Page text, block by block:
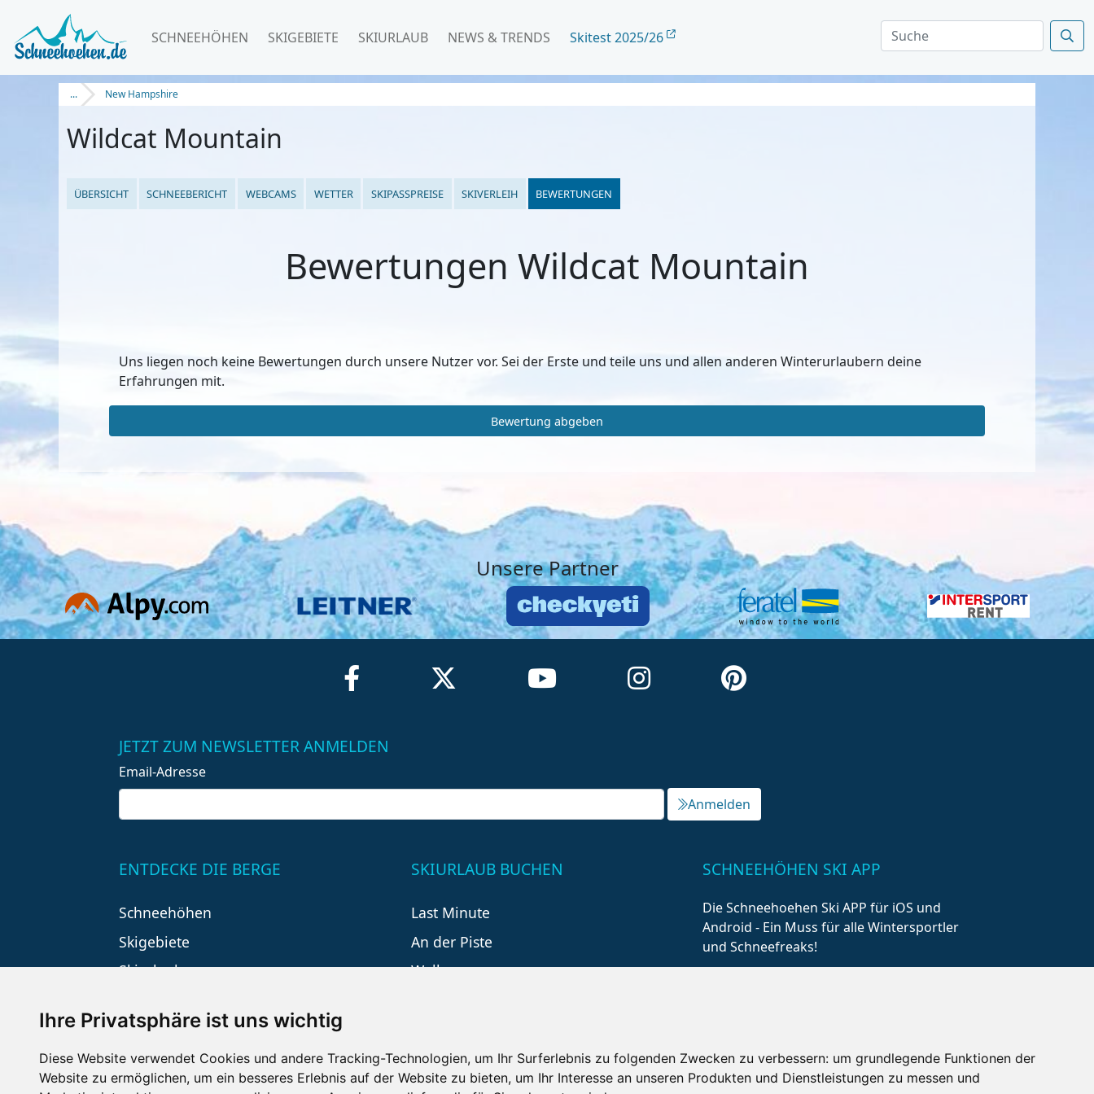
Ihre Privatsphäre ist uns wichtig
Diese Website verwendet Cookies und andere Tracking-Technologien, um Ihr Surferlebnis zu folgenden Zwecken zu verbessern: um grundlegende Funktionen der
Website zu ermöglichen, um ein besseres Erlebnis auf der Website zu bieten, um Ihr Interesse an unseren Produkten und Dienstleistungen zu messen und
SCHNEEHÖHEN SKIGEBIETE SKIURLAUB NEWS & TRENDS Skitest 2025/26
... New Hampshire
Wildcat Mountain
ÜBERSICHT SCHNEEBERICHT WEBCAMS WETTER SKIPASSPREISE SKIVERLEIH BEWERTUNGEN
Bewertungen Wildcat Mountain
Uns liegen noch keine Bewertungen durch unsere Nutzer vor. Sei der Erste und teile uns und allen anderen Winterurlaubern deine
Erfahrungen mit.
Bewertung abgeben
Unsere Partner
JETZT ZUM NEWSLETTER ANMELDEN
Email-Adresse
Anmelden
ENTDECKE DIE BERGE
Schneehöhen
Skigebiete
Skiurlaub
SKIURLAUB BUCHEN
Last Minute
An der Piste
Wellness
SCHNEEHÖHEN SKI APP
Die Schneehoehen Ski APP für iOS und
Android - Ein Muss für alle Wintersportler
und Schneefreaks!